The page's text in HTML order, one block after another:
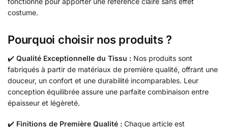
costume.
Pourquoi choisir nos produits ?
✔️ Qualité Exceptionnelle du Tissu : Nos produits sont
fabriqués à partir de matériaux de première qualité, offrant une
douceur, un confort et une durabilité incomparables. Leur
conception équilibrée assure une parfaite combinaison entre
épaisseur et légèreté.
✔️ Finitions de Première Qualité : Chaque article est